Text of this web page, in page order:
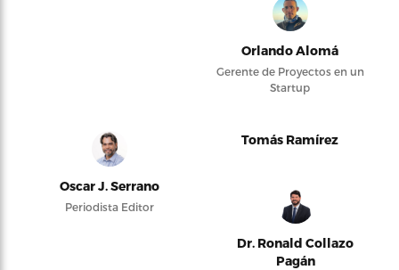
Orlando Alomá
Gerente de Proyectos en un
Startup
Oscar J. Serrano
Periodista Editor
Tomás Ramírez
Dr. Ronald Collazo
Pagán